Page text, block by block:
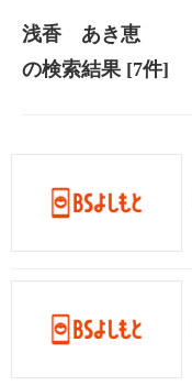
浅香 あき恵
の検索結果[7件]